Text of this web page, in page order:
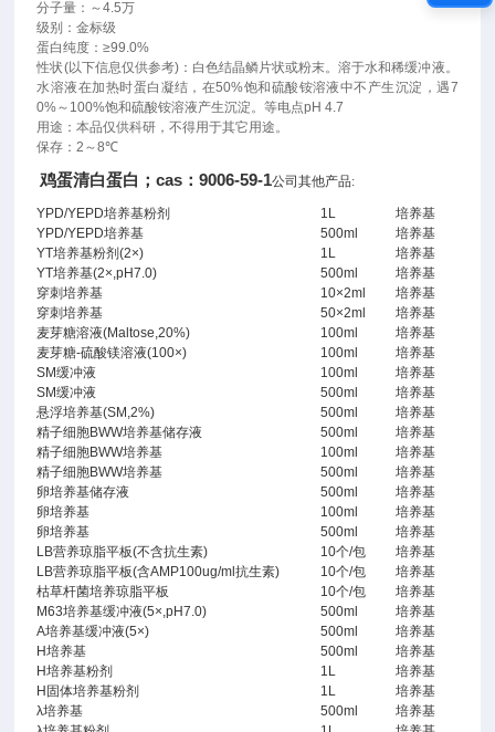
分子量：～4.5万
级别：金标级
蛋白纯度：≥99.0%
性状(以下信息仅供参考)：白色结晶鳞片状或粉末。溶于水和稀缓冲液。
水溶液在加热时蛋白凝结，在50%饱和硫酸铵溶液中不产生沉淀，遇7
0%～ 100%饱和硫酸铵溶液产生沉淀。等电点pH 4.7
用途：本品仅供科研，不得用于其它用途。
保存：2 ～8℃
鸡蛋清白蛋白；cas：9006-59-1公司其他产品:
YPD/YEPD培养基粉剂 1L
培养基
YPD/YEPD培养基
500ml
培养基
YT培养基粉剂(2×)
1L
培养基
YT培养基(2×,pH7.0)
500ml
培养基
穿刺培养基
10×2ml
培养基
穿刺培养基
50×2ml
培养基
麦芽糖溶液(Maltose,20%)
100ml
培养基
麦芽糖-硫酸镁溶液(100×)
100ml
培养基
SM缓冲液
100ml
培养基
SM缓冲液
500ml
培养基
悬浮培养基(SM,2%)
500ml
培养基
精子细胞BWW培养基储存液
500ml
培养基
精子细胞BWW培养基
100ml
培养基
精子细胞BWW培养基
500ml
培养基
卵培养基储存液
500ml
培养基
卵培养基
100ml
培养基
卵培养基
500ml
培养基
LB营养琼脂平板(不含抗生素)
10个/包
培养基
LB营养琼脂平板(含AMP100ug/ml抗生素)
10个/包
培养基
枯草杆菌培养琼脂平板
10个/包
培养基
M63培养基缓冲液(5×,pH7.0)
500ml
培养基
A培养基缓冲液(5×)
500ml
培养基
H培养基
500ml
培养基
H培养基粉剂
1L
培养基
H固体培养基粉剂
1L
培养基
λ培养基
500ml
培养基